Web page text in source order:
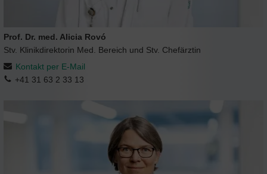
Prof. Dr. med. Alicia Rovó
Stv. Klinikdirektorin Med. Bereich und Stv. Chefärztin
Kontakt per E-Mail
+41 31 63 2 33 13